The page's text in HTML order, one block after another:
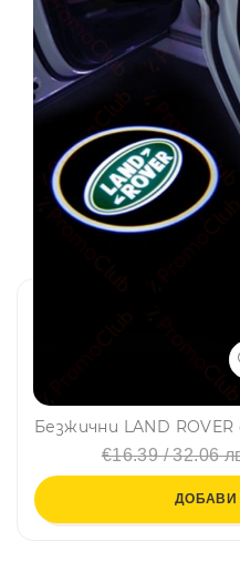
€16.39 / 32.06
ДОБАВИ